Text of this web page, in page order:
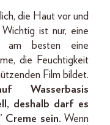
die Haut vor und
ist nur, eine
am besten eine
die Feuchtigkeit
Film bildet.
Wasserbasis
deshalb darf es
Creme sein. Wenn